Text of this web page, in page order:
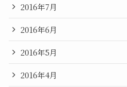
2016年7月
2016年6月
2016年5月
2016年4月